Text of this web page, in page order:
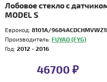
Лобовое стекло с
MODEL S
Еврокод: 8101A/
Производитель: FUYAO (FYG)
Год: 2012 - 2016
46700 ₽